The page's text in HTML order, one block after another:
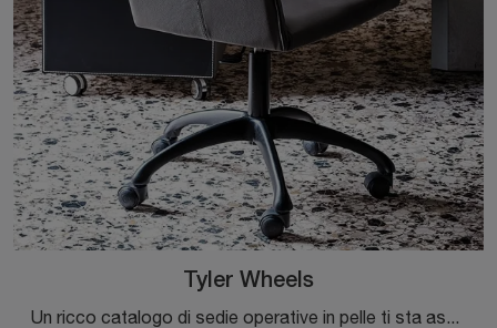
Tyler Wheels
Un ricco catalogo di sedie operative in pelle ti sta aspettando! Il modello Tyler Wheels di Cattelan Italia ti sta aspettando!